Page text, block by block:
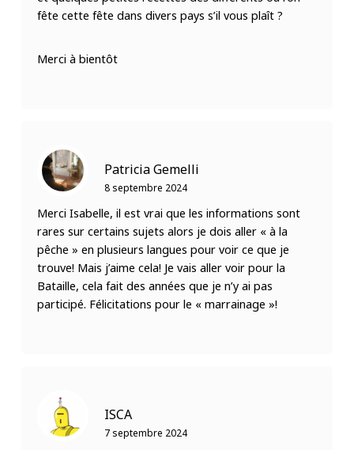
fête cette fête dans divers pays s’il vous plaît ?
Merci à bientôt
Patricia Gemelli
8 septembre 2024
Merci Isabelle, il est vrai que les informations sont
rares sur certains sujets alors je dois aller « à la
pêche » en plusieurs langues pour voir ce que je
trouve! Mais j’aime cela! Je vais aller voir pour la
Bataille, cela fait des années que je n’y ai pas
participé. Félicitations pour le « marrainage »!
ISCA
7 septembre 2024